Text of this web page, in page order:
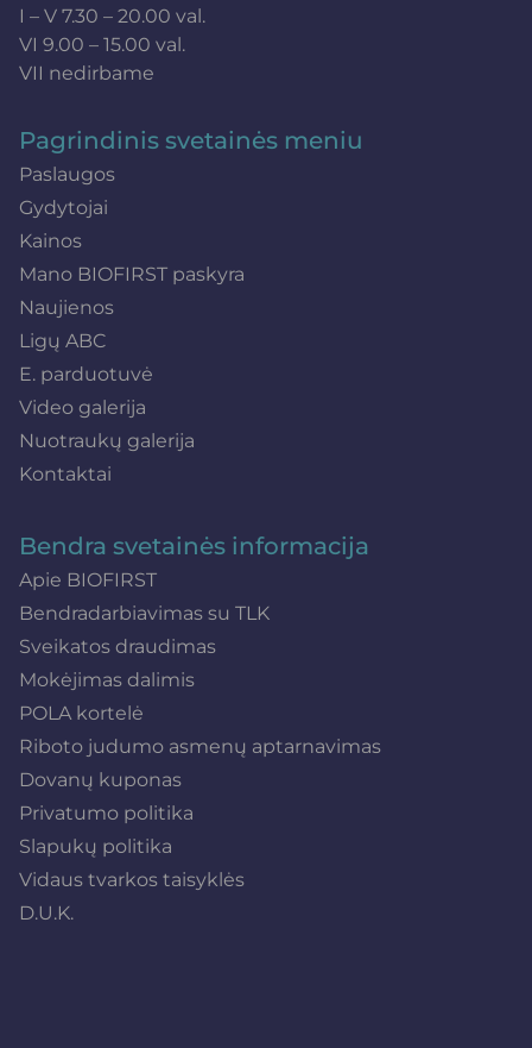
I – V 7.30 – 20.00 val.
VI 9.00 – 15.00 val.
VII nedirbame
Pagrindinis svetainės meniu
Paslaugos
Gydytojai
Kainos
Mano BIOFIRST paskyra
Naujienos
Ligų ABC
E. parduotuvė
Video galerija
Nuotraukų galerija
Kontaktai
Bendra svetainės informacija
Apie BIOFIRST
Bendradarbiavimas su TLK
Sveikatos draudimas
Mokėjimas dalimis
POLA kortelė
Riboto judumo asmenų aptarnavimas
Dovanų kuponas
Privatumo politika
Slapukų politika
Vidaus tvarkos taisyklės
D.U.K.